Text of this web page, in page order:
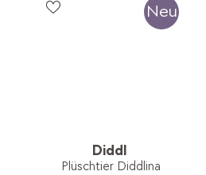
Neu
Diddl
Plüschtier Diddlina